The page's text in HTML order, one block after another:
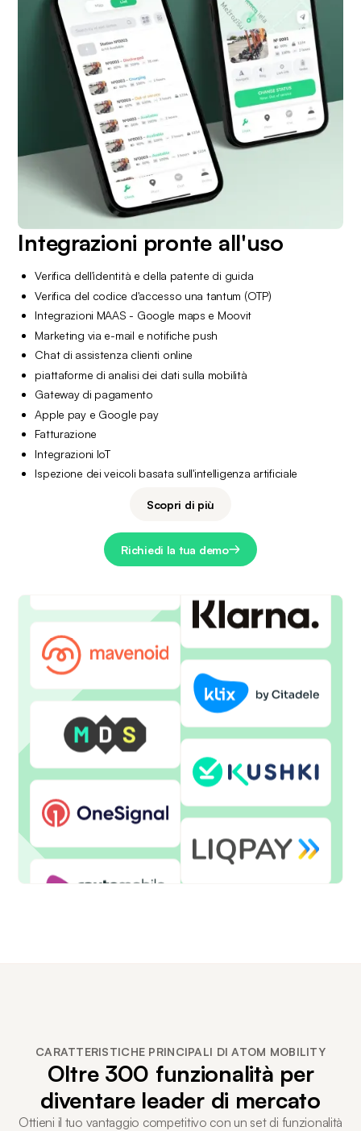
Integrazioni pronte all'uso
Verifica dell'identità e della patente di guida
Verifica del codice d'accesso una tantum (OTP)
Integrazioni MAAS - Google maps e Moovit
Marketing via e-mail e notifiche push
Chat di assistenza clienti online
piattaforme di analisi dei dati sulla mobilità
Gateway di pagamento
Apple pay e Google pay
Fatturazione
Integrazioni IoT
Ispezione dei veicoli basata sull'intelligenza artificiale
Scopri di più
Richiedi la tua demo
CARATTERISTICHE PRINCIPALI DI ATOM MOBILITY
Oltre 300 funzionalità per
diventare leader di mercato
Ottieni il tuo vantaggio competitivo con un set di funzionalità